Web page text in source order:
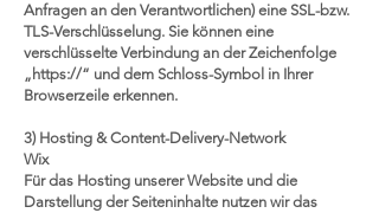
Anfragen an den Verantwortlichen) eine SSL-bzw.
TLS-Verschlüsselung. Sie können eine
verschlüsselte Verbindung an der Zeichenfolge
„https://“ und dem Schloss-Symbol in Ihrer
Browserzeile erkennen.
3) Hosting & Content-Delivery-Network
Wix
Für das Hosting unserer Website und die
Darstellung der Seiteninhalte nutzen wir das